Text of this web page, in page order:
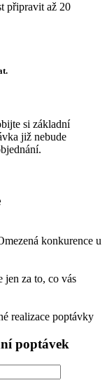
připravit až 20
si základní
již nebude
konkurence u
jen za to, co vás
realizace poptávky
poptávek